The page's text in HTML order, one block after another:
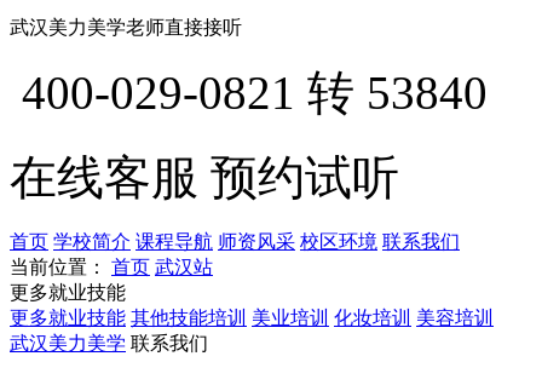
武汉美力美学老师直接接听
400-029-0821 转 53840
在线客服 预约试听
首页 学校简介 课程导航 师资风采 校区环境 联系我们
当前位置：
首页 武汉站
更多就业技能
更多就业技能 其他技能培训 美业培训 化妆培训 美容培训
武汉美力美学 联系我们